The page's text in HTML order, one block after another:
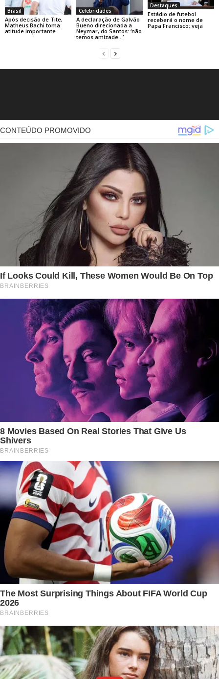
Brasil
Após decisão de Tite,
Matheus Bachi toma
atitude importante
Celebridades
A declaração de Galvão
Bueno direcionada a
Neymar, do Santos: ‘não
temos amizade…’
Destaques
Estádio de futebol
receberá o nome de
Papa Francisco; veja